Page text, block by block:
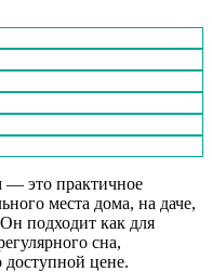
— это практичное
места дома, на даче,
подходит как для
сна,
доступной цене.